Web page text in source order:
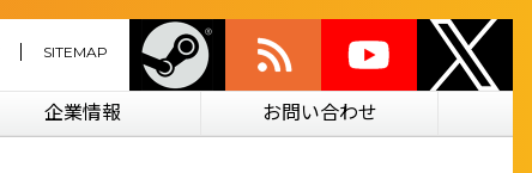
SITEMAP
企業情報 お問い合わせ